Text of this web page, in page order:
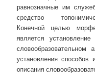
равнозначные им
средство
Конечной целью
является
словообразовательном
установления
описания